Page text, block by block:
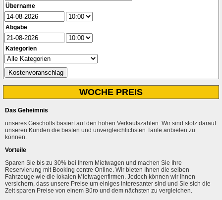
Übername
Abgabe
Kategorien
WOCHE PREIS
Das Geheimnis
unseres Geschofts basiert auf den hohen Verkaufszahlen. Wir sind stolz darauf
unseren Kunden die besten und unvergleichlichsten Tarife anbieten zu
können.
Vorteile
Sparen Sie bis zu 30% bei Ihrem Mietwagen und machen Sie Ihre
Reservierung mit Booking centre Online. Wir bieten Ihnen die selben
Fahrzeuge wie die lokalen Mietwagenfirmen. Jedoch können wir Ihnen
versichern, dass unsere Preise um einiges interesanter sind und Sie sich die
Zeit sparen Preise von einem Büro und dem nächsten zu vergleichen.